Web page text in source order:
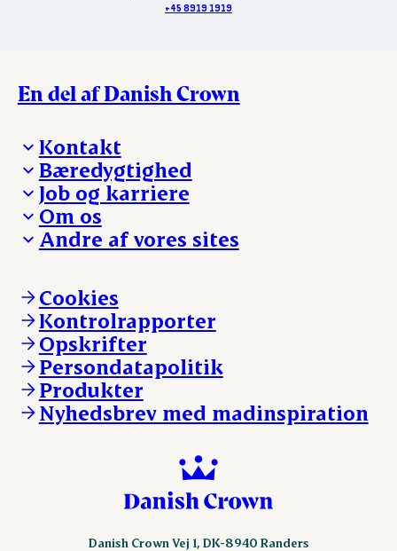
+45 8919 1919
En del af Danish Crown
Kontakt
Besøg Danish Crown
Presse og nyheder
Reklamationer
Whistleblower
Øvrige henvendelser
Bæredygtighed
Fra jord til bord
Hverdagen
Ansvarlighed og nøgletal
Job og karriere
Arbejd med os
Ledige stillinger
Om os
Hvem er vi
Vores resultater
Vores lokationer
Kontakt
Andre af vores sites
Andelsejere - kreatur
Danishcrownprofessional.com
DAT-Schaub.com
ESS-FOOD.com
Fonden Dansk Gastronomi
KLS.se
nordicspoor.com
Scanhide.dk
Cookies
Kontrolrapporter
Opskrifter
Persondatapolitik
Produkter
Nyhedsbrev med madinspiration
Danish Crown Vej 1, DK-8940 Randers